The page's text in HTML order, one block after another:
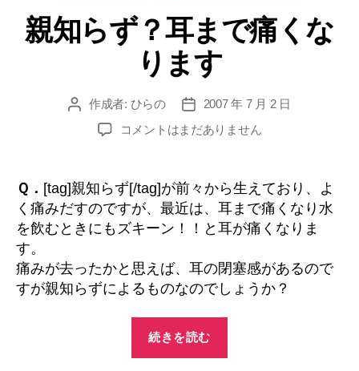
ゴ
リ
ー
親知らず？耳まで痛くな
ります
投 作成者: ひらの
投
稿
日
2007 年 7 月 2 日
親
ず？
耳
ま
で
く
な
コメントはまだありません
Ｑ． [tag]親知らず[/tag]が前々から生えており、よ
く痛みだすのですが、最近は、耳まで痛くなり水
を飲むときにもズキーン！！と耳が痛くなりま
す。
痛みが去ったかと思えば、耳の閉塞感があるので
すが親知らずによるものなのでしょうか？
続きを読む